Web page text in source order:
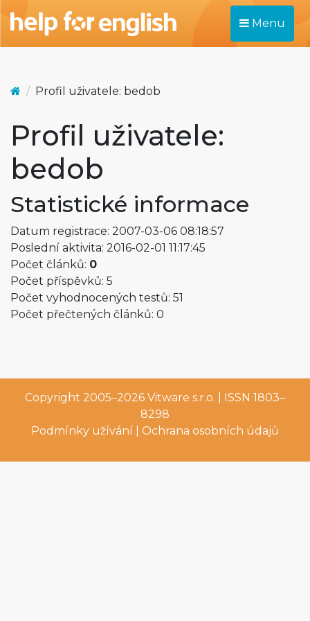
Menu
Profil uživatele: bedob
Profil uživatele:
bedob
Statistické informace
Datum registrace: 2007-03-06 08:18:57
Poslední aktivita: 2016-02-01 11:17:45
Počet článků: 0
Počet příspěvků: 5
Počet vyhodnocených testů: 51
Počet přečtených článků: 0
Copyright 2005–2026 Vitware s.r.o. | ISSN 1803–
8298
Podmínky užívání
Ochrana osobních údajů